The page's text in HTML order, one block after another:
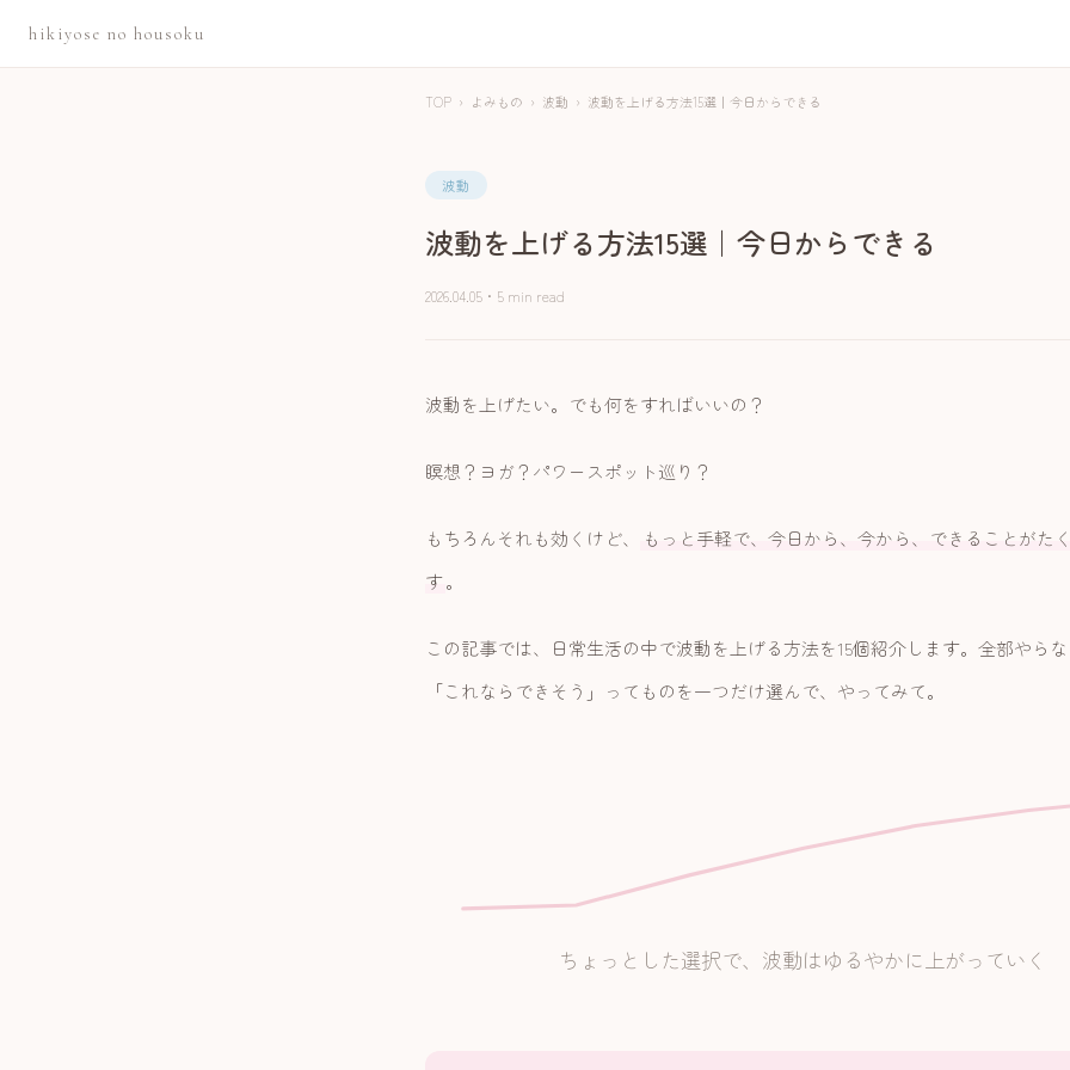
hikiyose no housoku
TOP › よみもの › 波動 › 波動を上げる方法15選｜今日からできる
波動
波動を上げる方法15選｜今日からできる
2026.04.05 ・ 5 min read
波動を上げたい。でも何をすればいいの？
瞑想？ヨガ？パワースポット巡り？
もちろんそれも効くけど、
もっと手軽で、今日から、今から、できることがた
す。
この記事では、日常生活の中で波動を上げる方法を15個紹介します。全部やらな
「これならできそう」ってものを一つだけ選んで、やってみて。
ちょっとした選択で、波動はゆるやかに上がっていく